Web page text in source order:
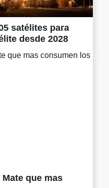
satélites para
desde 2028
que mas